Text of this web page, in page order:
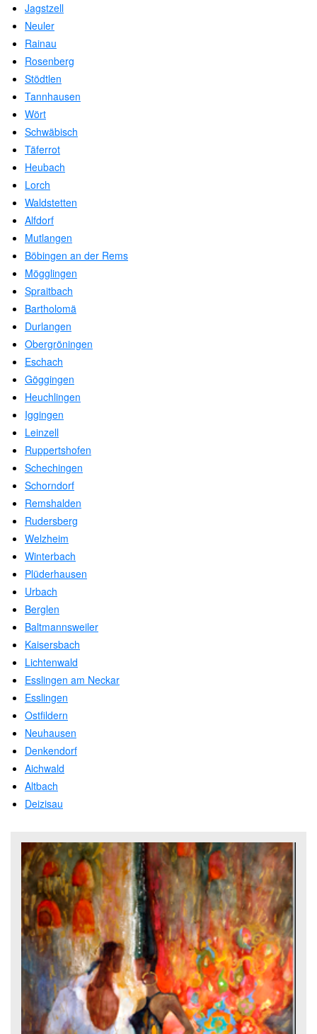
Jagstzell
Neuler
Rainau
Rosenberg
Stödtlen
Tannhausen
Wört
Schwäbisch
Täferrot
Heubach
Lorch
Waldstetten
Alfdorf
Mutlangen
Böbingen an der Rems
Mögglingen
Spraitbach
Bartholomä
Durlangen
Obergröningen
Eschach
Göggingen
Heuchlingen
Iggingen
Leinzell
Ruppertshofen
Schechingen
Schorndorf
Remshalden
Rudersberg
Welzheim
Winterbach
Plüderhausen
Urbach
Berglen
Baltmannsweiler
Kaisersbach
Lichtenwald
Esslingen am Neckar
Esslingen
Ostfildern
Neuhausen
Denkendorf
Aichwald
Altbach
Deizisau